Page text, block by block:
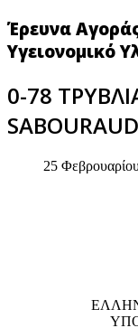
Έρευνα
Υγειονομικό
0-78
SABOURAUD
25